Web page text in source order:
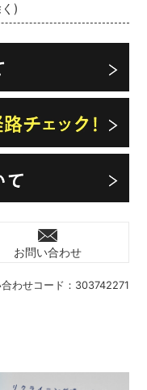
わせコード： 303742271
)
お問い合わせ